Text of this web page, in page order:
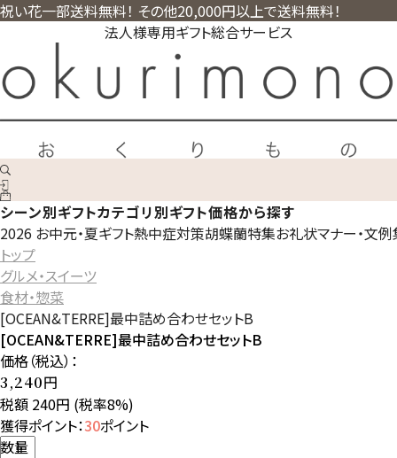
祝い花一部送料無料！ その他20,000円以上で送料無料！
法人様専用ギフト総合サービス
シーン別ギフトカテゴリ別ギフト価格から探す
2026 お中元・夏ギフト熱中症対策胡蝶蘭特集お礼状マナー・文
トップ
グルメ・スイーツ
食材・惣菜
[OCEAN&TERRE]最中詰め合わせセットB
[OCEAN&TERRE]最中詰め合わせセットB
価格（税込）：
3,240円
税額 240円 (税率8%)
獲得ポイント：30ポイント
数量